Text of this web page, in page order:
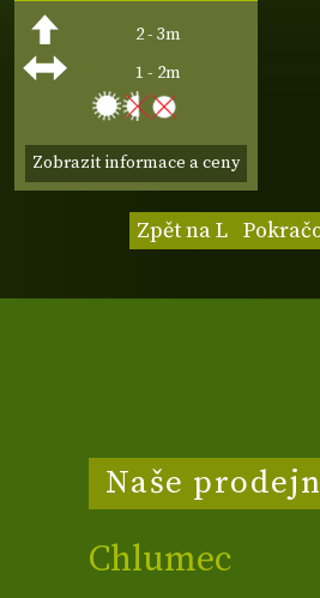
2 - 3m
1 - 2m
Zobrazit informace a ceny
Zpět na L
Naše
Chlumec